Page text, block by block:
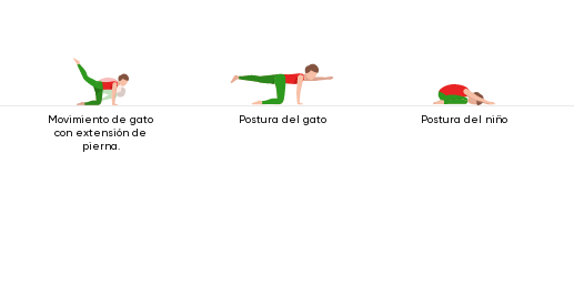
Movimiento de gato
con extensión de
pierna.
Postura del gato Postura del niño